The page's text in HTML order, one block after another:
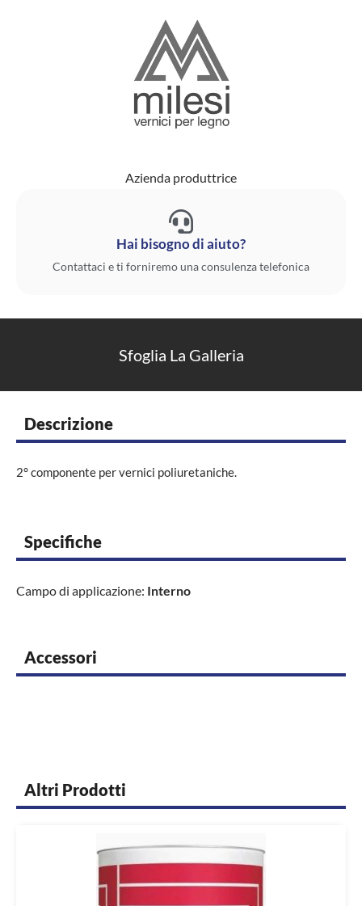
Azienda produttrice
Hai bisogno di aiuto?
Contattaci e ti forniremo una consulenza telefonica
Sfoglia La Galleria
Descrizione
2° componente per vernici poliuretaniche.
Specifiche
Campo di applicazione: Interno
Accessori
Altri Prodotti